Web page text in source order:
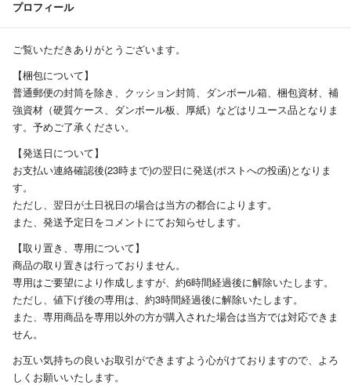
プロフィール
ご覧いただきありがとうございます。
【梱包について】
普通郵便の封筒を除き、クッション封筒、ダンボール箱、梱包資材、補
強資材（硬質ケース、ダンボール板、厚紙）などはリユース品となりま
す。予めご了承ください。
【発送日について】
お支払い連絡確認後(23時まで)の翌日に発送(ポストへの投函)となりま
す。
ただし、翌日が土日祝日の場合は当方の都合によります。
また、発送予定日をコメントにてお知らせします。
【取り置き、専用について】
商品の取り置きは行っておりません。
専用はご要望により作成しますが、約6時間経過後に解除いたします。
ただし、値下げ後の専用は、約3時間経過後に解除いたします。
また、専用商品を専用以外の方が購入された場合は当方では対応できま
せん。
お互い気持ちの良いお取引ができますよう心がけておりますので、よろ
しくお願いいたします。